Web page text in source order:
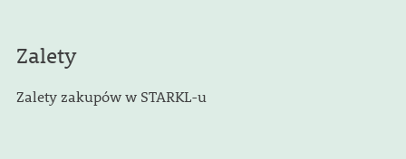
Zalety
Zalety zakupów w STARKL-u